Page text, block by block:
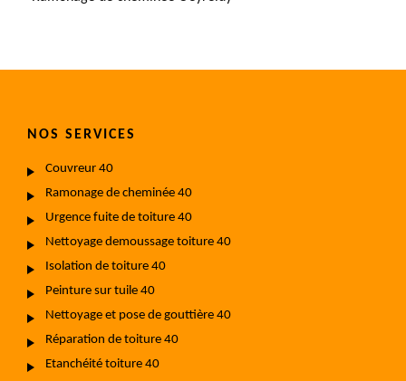
NOS SERVICES
Couvreur 40
Ramonage de cheminée 40
Urgence fuite de toiture 40
Nettoyage demoussage toiture 40
Isolation de toiture 40
Peinture sur tuile 40
Nettoyage et pose de gouttière 40
Réparation de toiture 40
Etanchéité toiture 40